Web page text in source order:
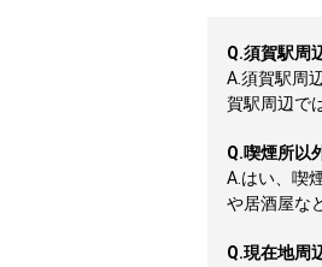
Q.須賀駅周
A.須賀駅周
賀駅周辺で
Q.喫煙所以
A. はい、喫
や居酒屋な
Q.現在地周